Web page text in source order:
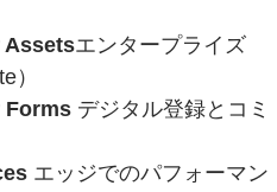
Assetsエンタープライズ
）
Forms デジタル登録とコミ
エッジでのパフォーマン